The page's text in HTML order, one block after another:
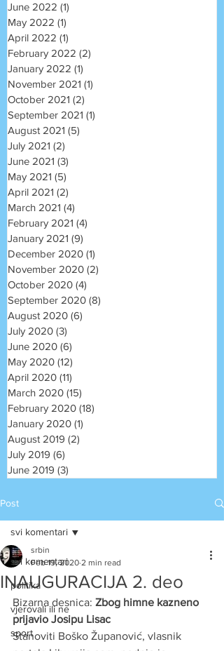
June 2022 (1)
May 2022 (1)
April 2022 (1)
February 2022 (2)
January 2022 (1)
November 2021 (1)
October 2021 (2)
September 2021 (1)
August 2021 (5)
July 2021 (2)
June 2021 (3)
May 2021 (5)
April 2021 (2)
March 2021 (4)
February 2021 (4)
January 2021 (9)
December 2020 (1)
November 2020 (2)
October 2020 (4)
September 2020 (8)
August 2020 (6)
July 2020 (3)
June 2020 (6)
May 2020 (12)
April 2020 (11)
March 2020 (15)
February 2020 (18)
January 2020 (1)
August 2019 (2)
July 2019 (6)
June 2019 (3)
Post
svi komentari
politika
vjerovali ili ne
sport
svi komentari
INAUGURACIJA 2. deo
srbin
Feb 19, 2020 2 min read
Bizarna desnica: Zbog himne kazneno
prijavio Josipu Lisac
Stanoviti Boško Županović, vlasnik